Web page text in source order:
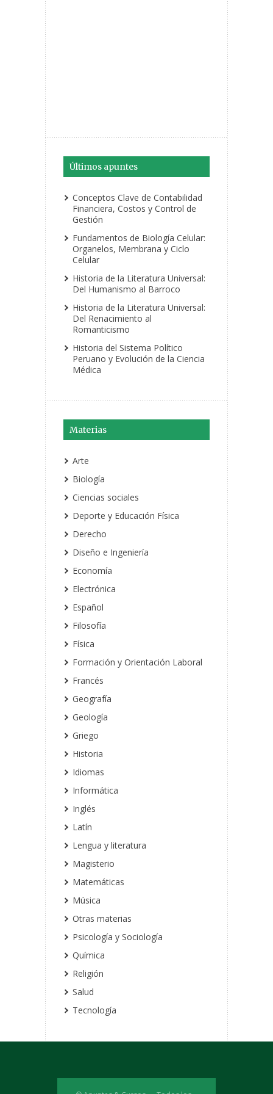
Últimos apuntes
Conceptos Clave de Contabilidad
Financiera, Costos y Control de
Gestión
Fundamentos de Biología Celular:
Organelos, Membrana y Ciclo
Celular
Historia de la Literatura Universal:
Del Humanismo al Barroco
Historia de la Literatura Universal:
Del Renacimiento al
Romanticismo
Historia del Sistema Político
Peruano y Evolución de la Ciencia
Médica
Materias
Arte
Biología
Ciencias sociales
Deporte y Educación Física
Derecho
Diseño e Ingeniería
Economía
Electrónica
Español
Filosofía
Física
Formación y Orientación Laboral
Francés
Geografía
Geología
Griego
Historia
Idiomas
Informática
Inglés
Latín
Lengua y literatura
Magisterio
Matemáticas
Música
Otras materias
Psicología y Sociología
Química
Religión
Salud
Tecnología